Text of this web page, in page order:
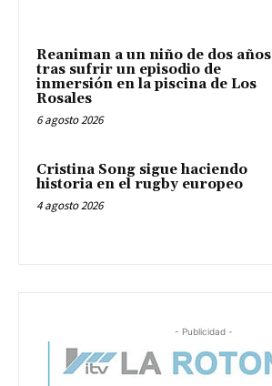
Reaniman a un niño de dos años
tras sufrir un episodio de
inmersión en la piscina de Los
Rosales
6 agosto 2026
Cristina Song sigue haciendo
historia en el rugby europeo
4 agosto 2026
- Publicidad -